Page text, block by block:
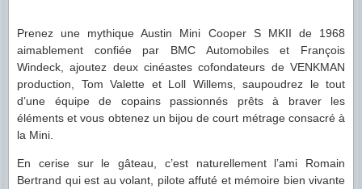
Prenez une mythique Austin Mini Cooper S MKII de 1968
aimablement confiée par BMC Automobiles et François
Windeck, ajoutez deux cinéastes cofondateurs de VENKMAN
production, Tom Valette et Loll Willems, saupoudrez le tout
d’une équipe de copains passionnés prêts à braver les
éléments et vous obtenez un bijou de court métrage consacré à
la Mini.
En cerise sur le gâteau, c’est naturellement l’ami Romain
Bertrand qui est au volant, pilote affuté et mémoire bien vivante